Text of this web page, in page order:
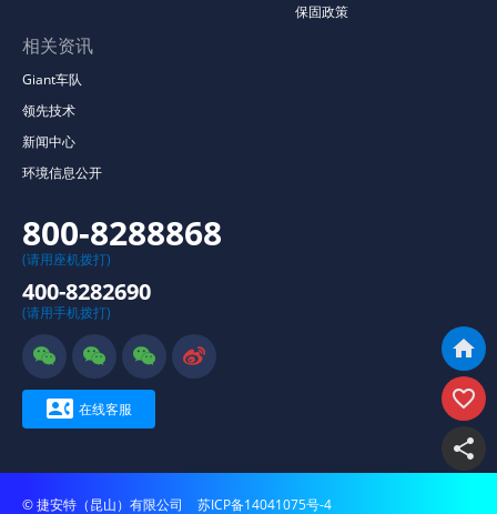



保固政策
相关资讯
Giant车队
领先技术
新闻中心
环境信息公开
800-8288868
(请用座机拨打)
400-8282690
(请用手机拨打)
   
 在线客服
© 捷安特（昆山）有限公司 苏ICP备14041075号-4